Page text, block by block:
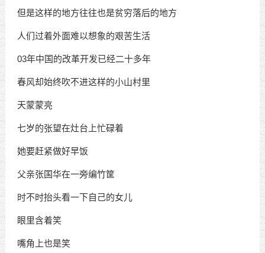
但是这样的地方往往也是贫穷落后的地方
人们过着外面难以想象的艰苦生活
03年中国的改革开发已经二十多年
春风却始终吹不进这样的小山村里
天蒙蒙亮
七岁的张望在灶台上忙碌着
她要赶紧做好早饭
父亲张国华在一旁编竹筐
时不时抬头看一下自己的女儿
眼里含着笑
嘴角上也是笑